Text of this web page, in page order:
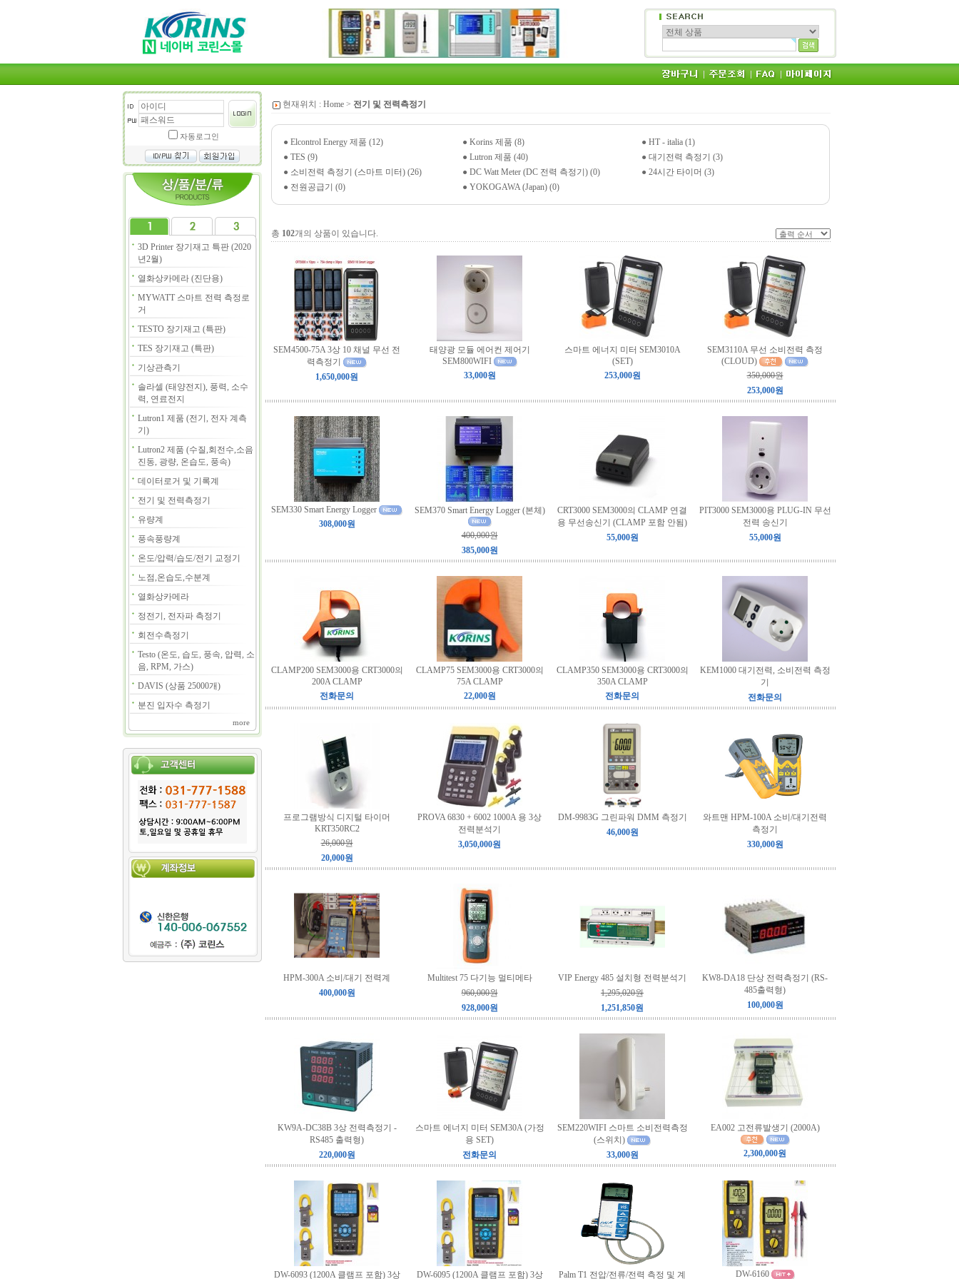
자동로그인
3D Printer 장기재고 특판 (2020
년2월)
열화상카메라 (진단용)
MYWATT 스마트 전력 측정로
거
TESTO 장기재고 (특판)
TES 장기재고 (특판)
기상관측기
솔라셀 (태양전지), 풍력, 소수
력, 연료전지
Lutron1 제품 (전기, 전자 계측
기)
Lutron2 제품 (수질,회전수,소음
진동, 광량, 온습도, 풍속)
데이터로거 및 기록계
전기 및 전력측정기
유량계
풍속풍량계
온도/압력/습도/전기 교정기
노점,온습도,수분계
열화상카메라
정전기, 전자파 측정기
회전수측정기
Testo (온도, 습도, 풍속, 압력, 소
음, RPM, 가스)
DAVIS (상품 25000개)
분진 입자수 측정기
more
현재위치 : Home > 전기 및 전력측정기
● Elcontrol Energy 제품 (12) ● Korins 제품 (8) ● HT - italia (1)
● TES (9) ● Lutron 제품 (40) ● 대기전력 측정기 (3)
● 소비전력 측정기 (스마트 미터) (26) ● DC Watt Meter (DC 전력 측정기) (0) ● 24시간 타이머 (3)
● 전원공급기 (0) ● YOKOGAWA (Japan) (0)
총 102개의 상품이 있습니다.
SEM4500-75A 3상 10 채널 무선 전
력측정기
1,650,000원
태양광 모듈 에어컨 제어기
SEM800WIFI
33,000원
스마트 에너지 미터 SEM3010A
(SET)
253,000원
SEM3110A 무선 소비전력 측정
(CLOUD)
350,000원
253,000원
SEM330 Smart Energy Logger
308,000원
SEM370 Smart Energy Logger (본체)
400,000원
385,000원
CRT3000 SEM3000의 CLAMP 연결
용 무선송신기 (CLAMP 포함 안됨)
55,000원
PIT3000 SEM3000용 PLUG-IN 무선
전력 송신기
55,000원
CLAMP200 SEM3000용 CRT3000의
200A CLAMP
전화문의
CLAMP75 SEM3000용 CRT3000의
75A CLAMP
22,000원
CLAMP350 SEM3000용 CRT3000의
350A CLAMP
전화문의
KEM1000 대기전력, 소비전력 측정
기
전화문의
프로그램방식 디지털 타이머
KRT350RC2
26,000원
20,000원
PROVA 6830 + 6002 1000A 용 3상
전력분석기
3,050,000원
DM-9983G 그린파워 DMM 측정기
46,000원
와트맨 HPM-100A 소비/대기전력
측정기
330,000원
HPM-300A 소비/대기 전력계
400,000원
Multitest 75 다기능 멀티메타
960,000원
928,000원
VIP Energy 485 설치형 전력분석기
1,295,020원
1,251,850원
KW8-DA18 단상 전력측정기 (RS-
485출력형)
100,000원
KW9A-DC38B 3상 전력측정기 -
RS485 출력형)
220,000원
스마트 에너지 미터 SEM30A (가정
용 SET)
전화문의
SEM220WIFI 스마트 소비전력측정
(스위치)
33,000원
EA002 고전류발생기 (2000A)
2,300,000원
DW-6093 (1200A 클램프 포함) 3상 DW-6095 (1200A 클램프 포함) 3상 Palm T1 전압/전류/전력 측정 및 계 DW-6160